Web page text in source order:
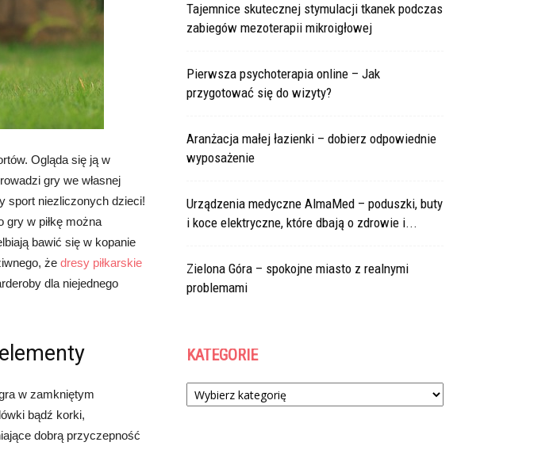
Ogląda się ją w
gry we własnej
sport niezliczonych dzieci!
w piłkę można
bawić się w kopanie
że dresy piłkarskie
dla niejednego
w zamkniętym
bądź korki,
dobrą przyczepność
Tajemnice skutecznej stymulacji tkanek podczas
zabiegów mezoterapii mikroigłowej
Pierwsza psychoterapia online – Jak
przygotować się do wizyty?
Aranżacja małej łazienki – dobierz odpowiednie
wyposażenie
Urządzenia medyczne AlmaMed – poduszki, buty
i koce elektryczne, które dbają o zdrowie i...
Zielona Góra – spokojne miasto z realnymi
problemami
KATEGORIE
Kategorie